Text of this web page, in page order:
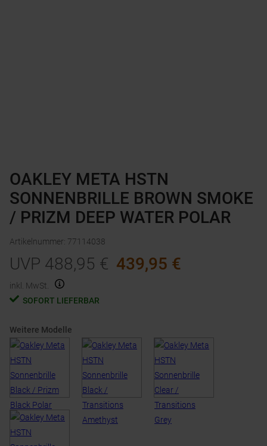
OAKLEY META HSTN
SONNENBRILLE BROWN SMOKE
/ PRIZM DEEP WATER POLAR
Artikelnummer: 77114038
UVP 488,95 € 439,95 €
inkl. MwSt.
SOFORT LIEFERBAR
Weitere Modelle